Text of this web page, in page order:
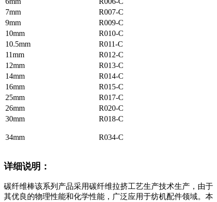
7mm
R007-C
9mm
R009-C
10mm
R010-C
10.5mm
R011-C
11mm
R012-C
12mm
R013-C
14mm
R014-C
16mm
R015-C
25mm
R017-C
26mm
R020-C
30mm
R018-C
34mm R034-C
详细说明：
碳纤维棒该系列产品采用碳纤维拉挤工艺生产技术生产，由于
其优良的物理性能和化学性能，广泛应用于纺机配件领域。本